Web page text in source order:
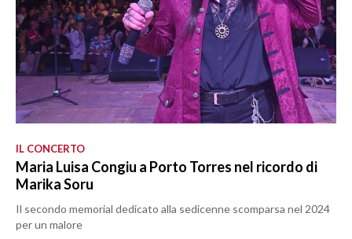
IL CONCERTO
Maria Luisa Congiu a Porto Torres nel ricordo di
Marika Soru
Il secondo memorial dedicato alla sedicenne scomparsa nel 2024
per un malore